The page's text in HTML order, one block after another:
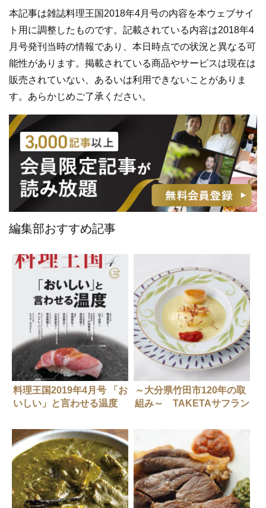
本記事は雑誌料理王国2018年4月号の内容を本ウェブサイ
ト用に調整したものです。記載されている内容は2018年4
月号発刊当時の情報であり、本日時点での状況と異なる可
能性があります。掲載されている商品やサービスは現在は
販売されていない、あるいは利用できないことがありま
す。あらかじめご了承ください。
編集部おすすめ記事
料理王国2019年4月号 「お
いしい」と言わせる温度
～大分県竹田市120年の取
組み～ TAKETAサフラン